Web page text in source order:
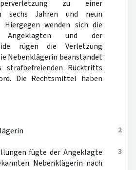
zu einer
sechs Jahren und neun
wenden sich die
Angeklagten und der
rügen die Verletzung
Nebenklägerin beanstandet
strafbefreienden Rücktritts
Die Rechtsmittel haben
2
3
fügte der Angeklagte
Nebenklägerin nach